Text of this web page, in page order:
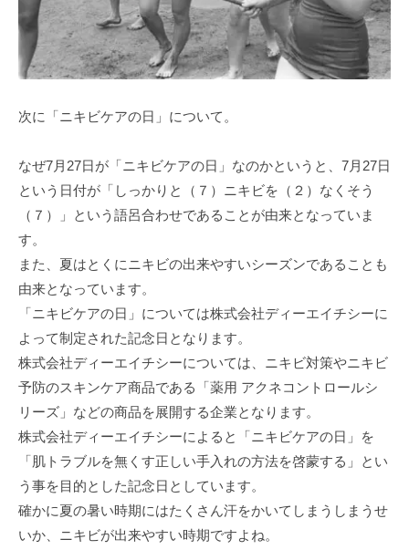
次に「ニキビケアの日」について。
なぜ7月27日が「ニキビケアの日」なのかというと、7月27日
という日付が「しっかりと（７）ニキビを（２）なくそう
（７）」という語呂合わせであることが由来となっていま
す。
また、夏はとくにニキビの出来やすいシーズンであることも
由来となっています。
「ニキビケアの日」については株式会社ディーエイチシーに
よって制定された記念日となります。
株式会社ディーエイチシーについては、ニキビ対策やニキビ
予防のスキンケア商品である「薬用 アクネコントロールシ
リーズ」などの商品を展開する企業となります。
株式会社ディーエイチシーによると「ニキビケアの日」を
「肌トラブルを無くす正しい手入れの方法を啓蒙する」とい
う事を目的とした記念日としています。
確かに夏の暑い時期にはたくさん汗をかいてしまうしまうせ
いか、ニキビが出来やすい時期ですよね。